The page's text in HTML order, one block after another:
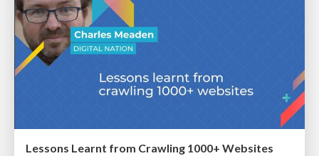
Lessons Learnt from Crawling 1000+ Websites